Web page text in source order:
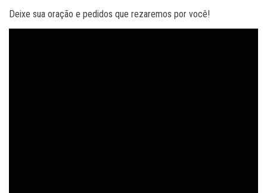
Deixe sua oração e pedidos que rezaremos por você!